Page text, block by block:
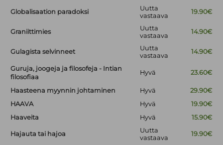
Globalisaation paradoksi
Uutta
vastaava
19.90€
Graniittimies
Uutta
vastaava
14.90€
Gulagista selvinneet
Uutta
vastaava
14.90€
Guruja, joogeja ja filosofeja - Intian
filosofiaa
Hyvä 23.60€
Haasteena myynnin johtaminen Hyvä
29.90€
HAAVA
Hyvä
19.90€
Haaveita
Hyvä 15.90€
Hajauta tai hajoa
Uutta
vastaava
19.90€